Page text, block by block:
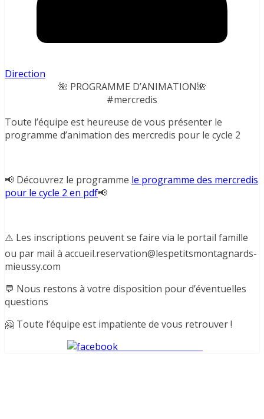
Direction
🌺 PROGRAMME D’ANIMATION🌺
#mercredis
Toute l’équipe est heureuse de vous présenter le
programme d’animation des mercredis pour le cycle 2
📢 Découvrez le programme le programme des mercredis
pour le cycle 2 en pdf📢
⚠️ Les inscriptions peuvent se faire via le portail famille
ou par mail à accueil.reservation@lespetitsmontagnards-
mieussy.com
💬 Nous restons à votre disposition pour d’éventuelles
questions
🤗 Toute l’équipe est impatiente de vous retrouver !